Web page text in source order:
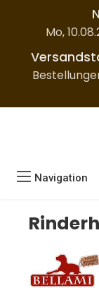
Zum Hauptinhalt
Mo,
Navigation